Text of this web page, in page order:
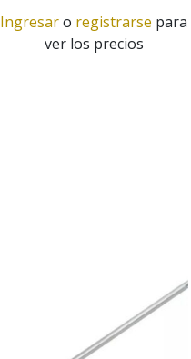
Ingresaro registrarse para
ver los precios